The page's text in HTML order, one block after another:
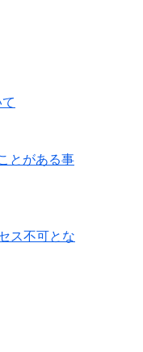
とがある事
ス不可とな